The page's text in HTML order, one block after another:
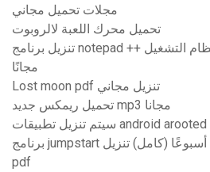
مجلات تحميل مجاني
تحميل محرك اللعبة لالروبوت
تنزيل برنامج notepad ++ لنظام التشغيل windows 7 64 بت
مجانًا
Lost moon pdf تنزيل مجاني
تحميل ريمكس جديد mp3 مجانا
برنامج jumpstart للتحول البسيط لمدة 12 أسبوعًا (كامل) تنزيل
pdf